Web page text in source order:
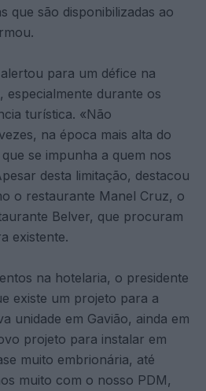
que são disponibilizadas ao
para um défice na
especialmente durante os
turística. «Não
na época mais alta do
se impunha a quem nos
desta limitação, destacou
o restaurante Manel Cruz, o
Belver, que procuram
existente.
na hotelaria, o presidente
existe um projeto para a
unidade em Gavião, ainda em
projeto para instalar em
muito embrionária, até
muito com o nosso PDM,